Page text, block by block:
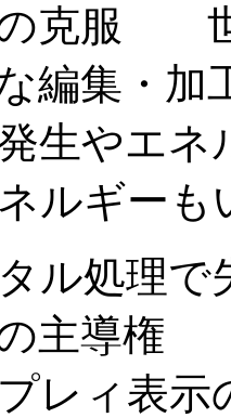
克服 世
編集・
生やエ
ルギーも
ル処理で
主導権
レィ表示